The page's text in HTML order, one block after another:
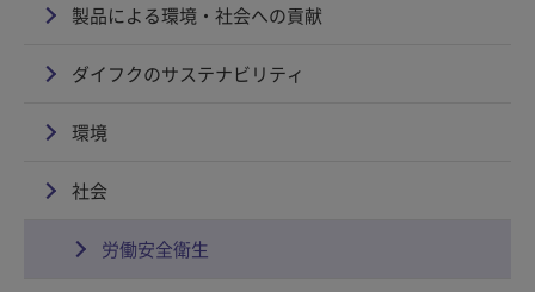
製品による環境・社会への貢献
ダイフクのサステナビリティ
環境
社会
労働安全衛生